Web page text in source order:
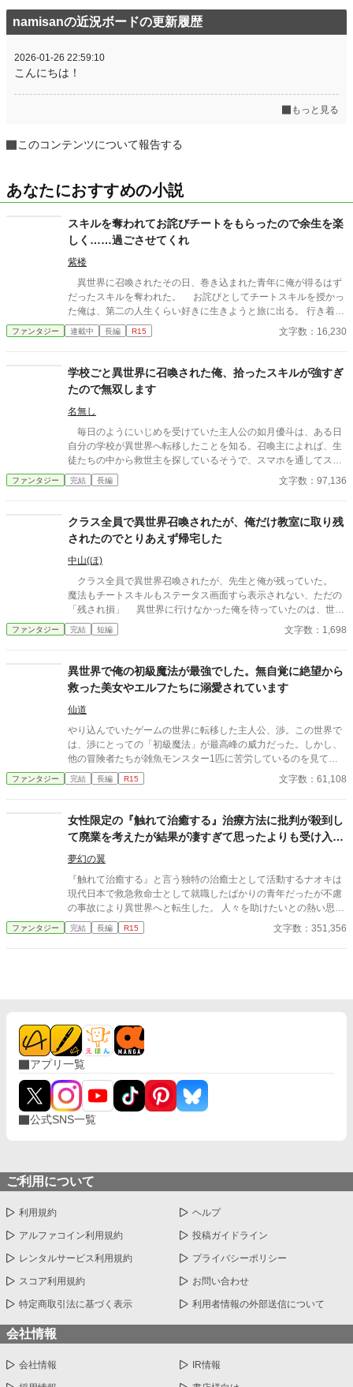
namisanの近況ボードの更新履歴
2026-01-26 22:59:10
こんにちは！
もっと見る
このコンテンツについて報告する
あなたにおすすめの小説
スキルを奪われてお詫びチートをもらったので余生を楽
しく……過ごさせてくれ
紫楼
異世界に召喚されたその日、巻き込まれた青年に俺が得るはず
だったスキルを奪われた。 お詫びとしてチートスキルを授かっ
た俺は、第二の人生くらい好きに生きようと旅に出る。 行き着い
た先は、寂れた町の場末の酒場だ。 なぜか客は男ばかりだが、
日雇い冒険者や恐妻家の肉屋たちとの気楽な毎日は悪くない。
へ通ってくる理由だけは、さっぱりわからない。 「お前らツケは
やめろ」 そんな穏やかな日々を送っていたはずなのに、ある
日、酒場へ厄介な依頼が舞い込んできた――。 他サイトでも掲
ファンタジー 連載中 長編 R15 文字数：16,230
学校ごと異世界に召喚された俺、拾ったスキルが強すぎ
たので無双します
名無し
毎日のようにいじめを受けていた主人公の如月優斗は、ある日
自分の学校が異世界へ転移したことを知る。召喚主によれば、生
徒たちの中から救世主を探しているそうで、スマホを通してスキ
ルをタダで配るのだという。それがきっかけで神スキルを得た如
月は、あっという間に最強の男へと進化していく。
ファンタジー 完結 長編 文字数：97,136
クラス全員で異世界召喚されたが、俺だけ教室に取り残
されたのでとりあえず帰宅した
中山(ほ)
クラス全員で異世界召喚されたが、先生と俺が残っていた。
魔法もチートスキルもステータス画面すら表示されない、ただの
「残され損」 異世界に行けなかった俺を待っていたのは、世知
辛い現実だった。 AI使用状況 GoogleのGeminiさん使ってます〜
誤字脱字チェックと調べ物お願いしてます
ファンタジー 完結 短編 文字数：1,698
異世界で俺の初級魔法が最強でした。無自覚に絶望から
救った美女やエルフたちに溺愛されています
仙道
やり込んでいたゲームの世界に転移した主人公、渉。この世界で
は、渉にとっての「初級魔法」が最高峰の威力だった。しかし、
他の冒険者たちが雑魚モンスター1匹に苦労しているのを見て、
「みんなわざと弱い魔法を使って戦闘を楽しんでいるんだな」と
思い込む。 渉は手加減を続けながら、美女たちを無自覚に救い出
が、ヒロインたちはそんな渉の強さと優しさにますます惹かれ、
激しく溺愛してくる。なぜこんなに好かれるのか全く理解できな
いまま、渉は柔らかくていい匂いのする女の子たちに囲まれ、こ
の異世界で生きていく。
ファンタジー 完結 長編 R15 文字数：61,108
女性限定の『触れて治癒する』治療方法に批判が殺到し
て廃業を考えたが結果が凄すぎて思ったよりも受け入れ
て貰えた
夢幻の翼
『触れて治癒する』と言う独特の治癒士として活動するナオキは
現代日本で救急救命士として就職したばかりの青年だったが不慮
の事故により異世界へと転生した。 人々を助けたいとの熱い思い
を女神に願った彼は転生先で治癒士として活動を始めたがある問
題にぶつかる。 それは、どんな難病も瀕死の大怪我も治療出来る
ファンタジー 完結 長編 R15 文字数：351,356
アプリ一覧
公式SNS一覧
ご利用について
利用規約 ヘルプ
アルファコイン利用規約 投稿ガイドライン
レンタルサービス利用規約 プライバシーポリシー
スコア利用規約 お問い合わせ
特定商取引法に基づく表示 利用者情報の外部送信について
会社情報
会社情報 IR情報